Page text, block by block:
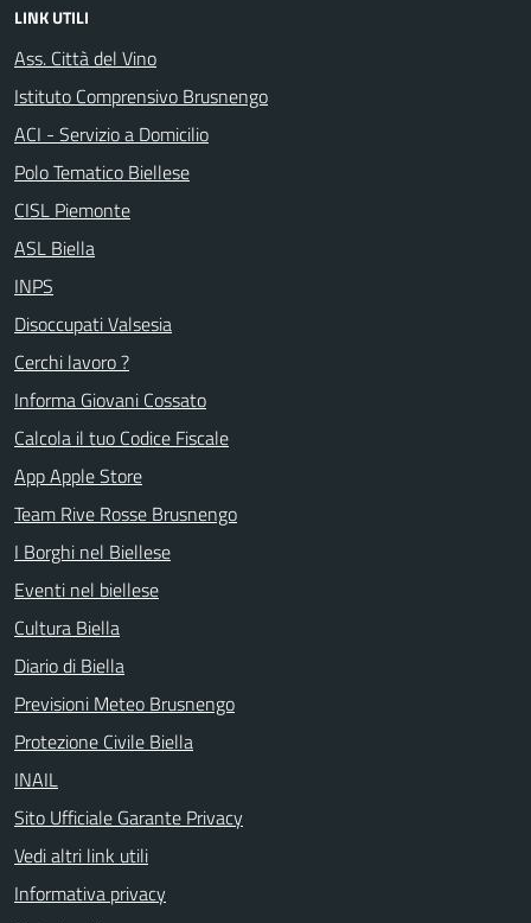
LINK UTILI
Ass. Città del Vino
Istituto Comprensivo Brusnengo
ACI - Servizio a Domicilio
Polo Tematico Biellese
CISL Piemonte
ASL Biella
INPS
Disoccupati Valsesia
Cerchi lavoro ?
Informa Giovani Cossato
Calcola il tuo Codice Fiscale
App Apple Store
Team Rive Rosse Brusnengo
I Borghi nel Biellese
Eventi nel biellese
Cultura Biella
Diario di Biella
Previsioni Meteo Brusnengo
Protezione Civile Biella
INAIL
Sito Ufficiale Garante Privacy
Vedi altri link utili
Informativa privacy